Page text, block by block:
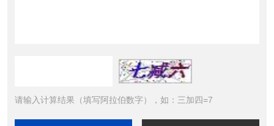
请输入计算结果（填写阿拉伯数字），如：三加四=7